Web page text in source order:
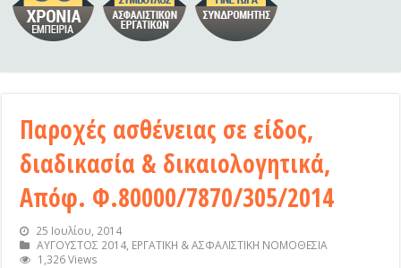
Παροχές ασθένειας σε είδος,
διαδικασία & δικαιολογητικά,
Απόφ. Φ.80000/7870/305/2014
25 Ιουλίου, 2014
ΑΥΓΟΥΣΤΟΣ 2014, ΕΡΓΑΤΙΚΗ & ΑΣΦΑΛΙΣΤΙΚΗ ΝΟΜΟΘΕΣΙΑ
1,326 Views